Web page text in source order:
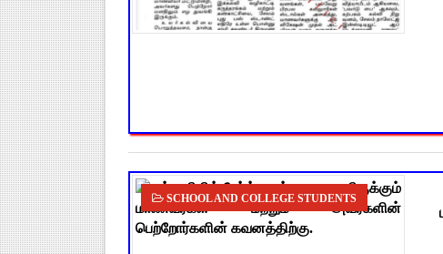
SCHOOL AND COLLEGE STUDENTS